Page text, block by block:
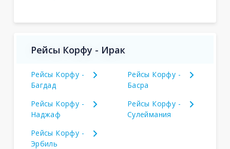
Рейсы Корфу - Ирак
Рейсы Корфу -
Багдад
Рейсы Корфу -
Басра
Рейсы Корфу -
Наджаф
Рейсы Корфу -
Сулеймания
Рейсы Корфу -
Эрбиль